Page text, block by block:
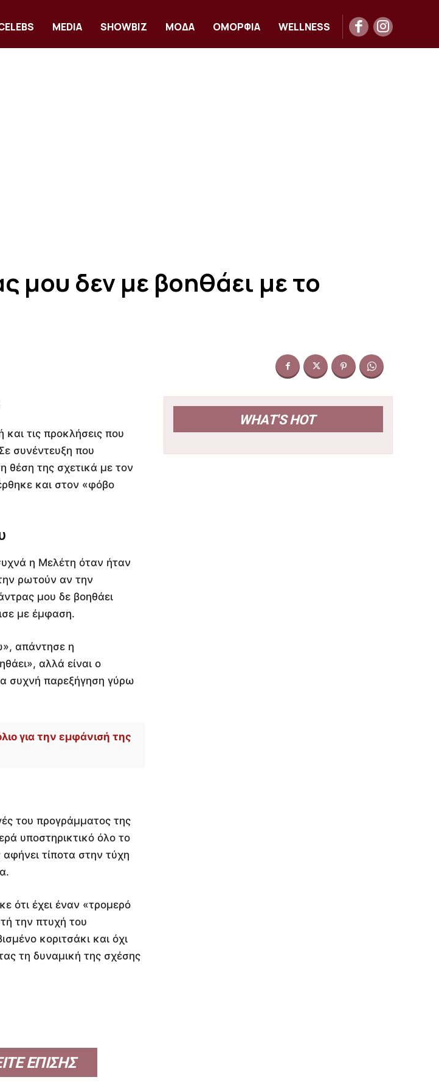
MEDIA SHOWBIZ ΜΟΔΑ ΟΜΟΡΦΙΑ WELLNESS
μου δεν με βοηθάει με το
και τις προκλήσεις που
συνέντευξη που
της σχετικά με τον
και στον «φόβο
η Μελέτη όταν ήταν
ρωτούν αν την
μου δε βοηθάει
με έμφαση.
απάντησε η
αλλά είναι ο
συχνή παρεξήγηση γύρω
για την εμφάνισή της
του προγράμματος της
υποστηρικτικό όλο το
τίποτα στην τύχη
ότι έχει έναν «τρομερό
την πτυχή του
κοριτσάκι και όχι
τη δυναμική της σχέσης
WHAT'S HOT
ΕΠΙΣΗΣ